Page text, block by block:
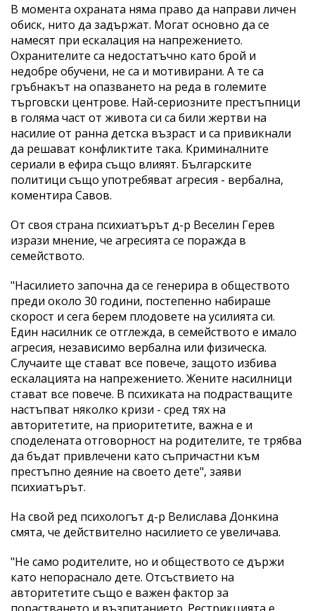
В момента охраната няма право да направи личен
обиск, нито да задържат. Могат основно да се
намесят при ескалация на напрежението.
Охранителите са недостатъчно като брой и
недобре обучени, не са и мотивирани. А те са
гръбнакът на опазването на реда в големите
търговски центрове. Най-сериозните престъпници
в голяма част от живота си са били жертви на
насилие от ранна детска възраст и са привикнали
да решават конфликтите така. Криминалните
сериали в ефира също влияят. Българските
политици също употребяват агресия - вербална,
коментира Савов.
От своя страна психиатърът д-р Веселин Герев
изрази мнение, че агресията се поражда в
семейството.
"Насилието започна да се генерира в обществото
преди около 30 години, постепенно набираше
скорост и сега берем плодовете на усилията си.
Един насилник се отглежда, в семейството е имало
агресия, независимо вербална или физическа.
Случаите ще стават все повече, защото избива
ескалацията на напрежението. Жените насилници
стават все повече. В психиката на подрастващите
настъпват няколко кризи - сред тях на
авторитетите, на приоритетите, важна е и
споделената отговорност на родителите, те трябва
да бъдат привлечени като съпричастни към
престъпно деяние на своето дете", заяви
психиатърът.
На свой ред психологът д-р Велислава Донкина
смята, че действително насилието се увеличава.
"Не само родителите, но и обществото се държи
като непораснало дете. Отсъствието на
авторитетите също е важен фактор за